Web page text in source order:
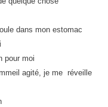
dans mon estomac
pour moi
agité, je me réveille